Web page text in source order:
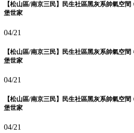
【松山區/南京三民】民生社區黑灰系帥氣空
堡世家
04/21
【松山區/南京三民】民生社區黑灰系帥氣空
堡世家
04/21
【松山區/南京三民】民生社區黑灰系帥氣空
堡世家
04/21